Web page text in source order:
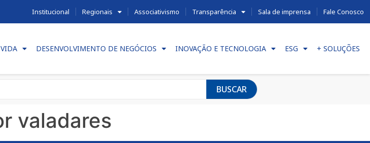
Institucional Regionais Associativismo Transparência Sala de imprensa Fale Conosco
DESENVOLVIMENTO DE NEGÓCIOS INOVAÇÃO E TECNOLOGIA ESG + SOLUÇÕES
BUSCAR
valadares